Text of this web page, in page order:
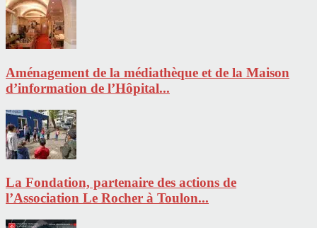
Aménagement de la médiathèque et de la Maison
d’information de l’Hôpital...
La Fondation, partenaire des actions de
l’Association Le Rocher à Toulon...